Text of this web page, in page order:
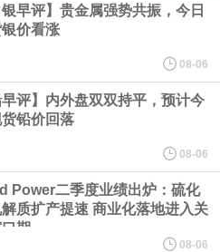
认证机构、高校及科研院所等产业链相关单
银早评】贵金属强势共振，今日
价看涨
08-06
早评】内外盘双双持平，预计今
货铅价回落
08-06
Power二季度业绩出炉：硫化
质扩产提速 商业化落地进入关
期
08-06